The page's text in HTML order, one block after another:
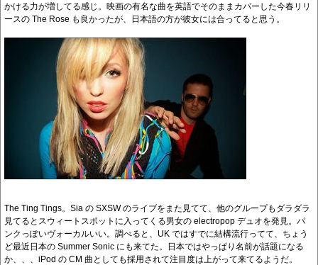
かける力が増してる感じ。映画の有名な曲を英語でそのままカバーした今春リリ
ースの The Rose も良かったが、日本語の方が彼女には合ってると思う。
The Ting Tings。Sia の SXSW のライブをまた見てて、他のグループもダラダラ
見てるとスウィートスポットに入ってくる男女の electropop デュオを発見。パ
ンクっぽいヴォーカルいい。調べると、UK ではすでに結構流行ってて、ちょう
ど最近日本の Summer Sonic にも来てた。日本ではやっぱり名前が話題になる
か、、、iPod の CM 曲としても採用されて注目度は上がって来てるようだ。